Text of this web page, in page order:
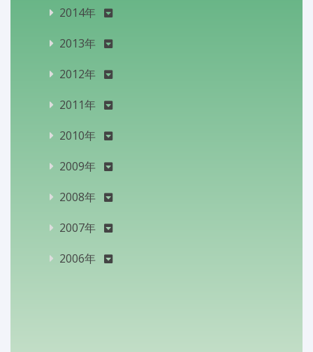
2014年
2013年
2012年
2011年
2010年
2009年
2008年
2007年
2006年